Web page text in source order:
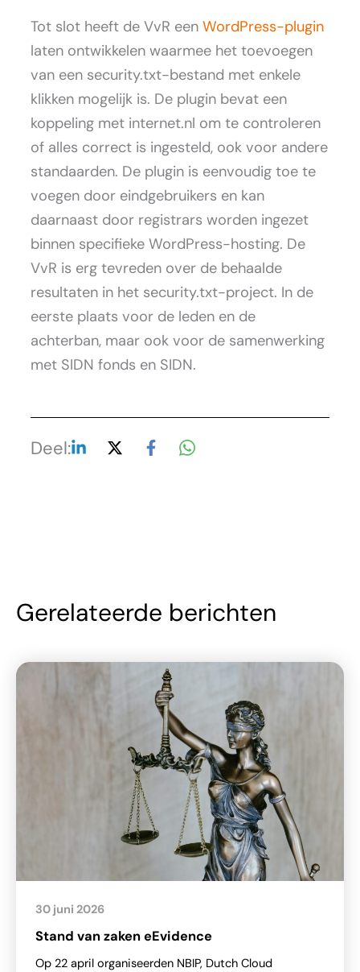
Tot slot heeft de VvR eenWordPress-plugin
laten ontwikkelen waarmee het toevoegen
van een security.txt-bestand met enkele
klikken mogelijk is. De plugin bevat een
koppeling met internet.nl om te controleren
of alles correct is ingesteld, ook voor andere
standaarden. De plugin is eenvoudig toe te
voegen door eindgebruikers en kan
daarnaast door registrars worden ingezet
binnen specifieke WordPress-hosting. De
VvR is erg tevreden over de behaalde
resultaten in het security.txt-project. In de
eerste plaats voor de leden en de
achterban, maar ook voor de samenwerking
met SIDN fonds en SIDN.
Deel:
Gerelateerde berichten
Stand van zaken eEvidence
30 juni 2026
Op 22 april organiseerden NBIP, Dutch Cloud